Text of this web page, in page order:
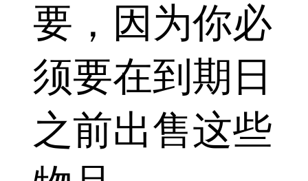
要，因为你必
须要在到期日
之前出售这些